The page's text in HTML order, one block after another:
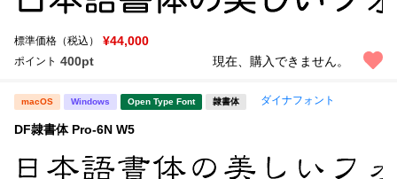
お問い合わせ
標準価格（税込） ¥44,000
ポイント 400pt 現在、購入できません。
macOS Windows Open Type Font 隷書体 ダイナフォント
DF隷書体 Pro-6N W5